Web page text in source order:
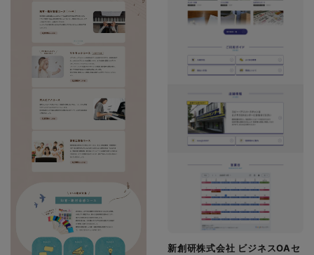
新創研株式会社 ビジネスOAセ